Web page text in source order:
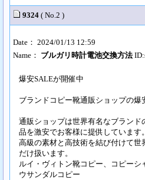
9324 ( No.2 )
Date： 2024/01/13 12:59
Name： ブルガリ時計電池交換方法
爆安SALEが開催中
ブランドコピー靴通販ショップの爆
通販ショップは世界有名なブランド
品を激安でお客様に提供しています。
高級の素材と高技術を結び付けて世
だけ扱います。
ルイ・ヴィトン靴コピー、コピーシ
ウサンダルコピー